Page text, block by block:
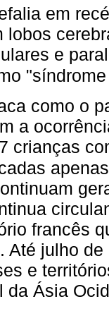
em
lobos
e
como o
a
crianças
francês
Até julho
e
da Ásia